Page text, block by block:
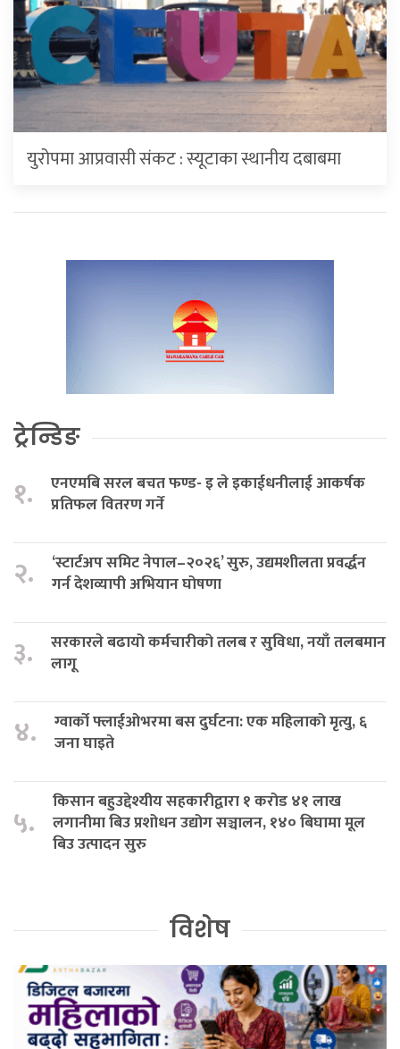
युरोपमा आप्रवासी संकट : स्यूटाका स्थानीय दबाबमा
ट्रेन्डिङ
१.
एनएमबि सरल बचत फण्ड- इ ले इकाईधनीलाई आकर्षक
प्रतिफल वितरण गर्ने
२.
‘स्टार्टअप समिट नेपाल–२०२६’ सुरु, उद्यमशीलता प्रवर्द्धन
गर्न देशव्यापी अभियान घोषणा
३.
सरकारले बढायो कर्मचारीको तलब र सुविधा, नयाँ तलबमान
लागू
४.
ग्वार्को फ्लाईओभरमा बस दुर्घटना: एक महिलाको मृत्यु, ६
जना घाइते
५.
किसान बहुउद्देश्यीय सहकारीद्वारा १ करोड ४१ लाख
लगानीमा बिउ प्रशोधन उद्योग सञ्चालन, १४० बिघामा मूल
बिउ उत्पादन सुरु
विशेष